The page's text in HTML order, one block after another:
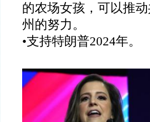
的农场女孩，可以推
州的努力。
•支持特朗普2024年。